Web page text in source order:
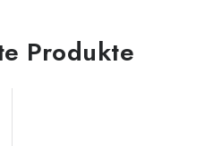
Produkte